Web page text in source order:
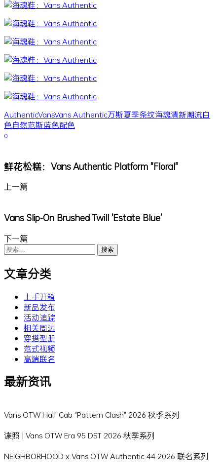
AuthenticVansVans Authentic万斯夏季条纹海魂清新潮流白
色自然范斯蓝色配色
0
鲜花松糕：Vans Authentic Platform "Floral"
上一篇
Vans Slip-On Brushed Twill 'Estate Blue'
下一篇
搜
索：
文章分类
上手开箱
新品发布
活动追踪
相关周边
穿搭型册
范式视频
高端联名
最新资讯
Vans OTW Half Cab "Pattern Clash" 2026 秋季系列
谍照 | Vans OTW Era 95 DST 2026 秋季系列
NEIGHBORHOOD x Vans OTW Authentic 44 2026 联名系列